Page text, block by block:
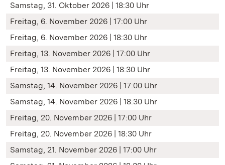
Samstag, 31. Oktober 2026 | 18:30 Uhr
Freitag, 6. November 2026 | 17:00 Uhr
Freitag, 6. November 2026 | 18:30 Uhr
Freitag, 13. November 2026 | 17:00 Uhr
Freitag, 13. November 2026 | 18:30 Uhr
Samstag, 14. November 2026 | 17:00 Uhr
Samstag, 14. November 2026 | 18:30 Uhr
Freitag, 20. November 2026 | 17:00 Uhr
Freitag, 20. November 2026 | 18:30 Uhr
Samstag, 21. November 2026 | 17:00 Uhr